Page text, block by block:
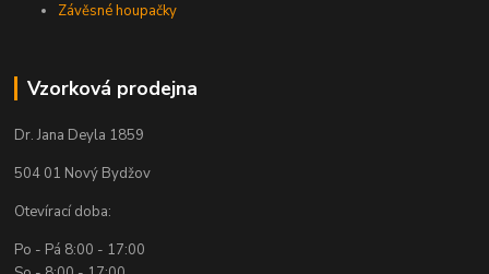
Závěsné houpačky
Vzorková prodejna
Dr. Jana Deyla 1859
504 01 Nový Bydžov
Otevírací doba:
Po - Pá 8:00 - 17:00